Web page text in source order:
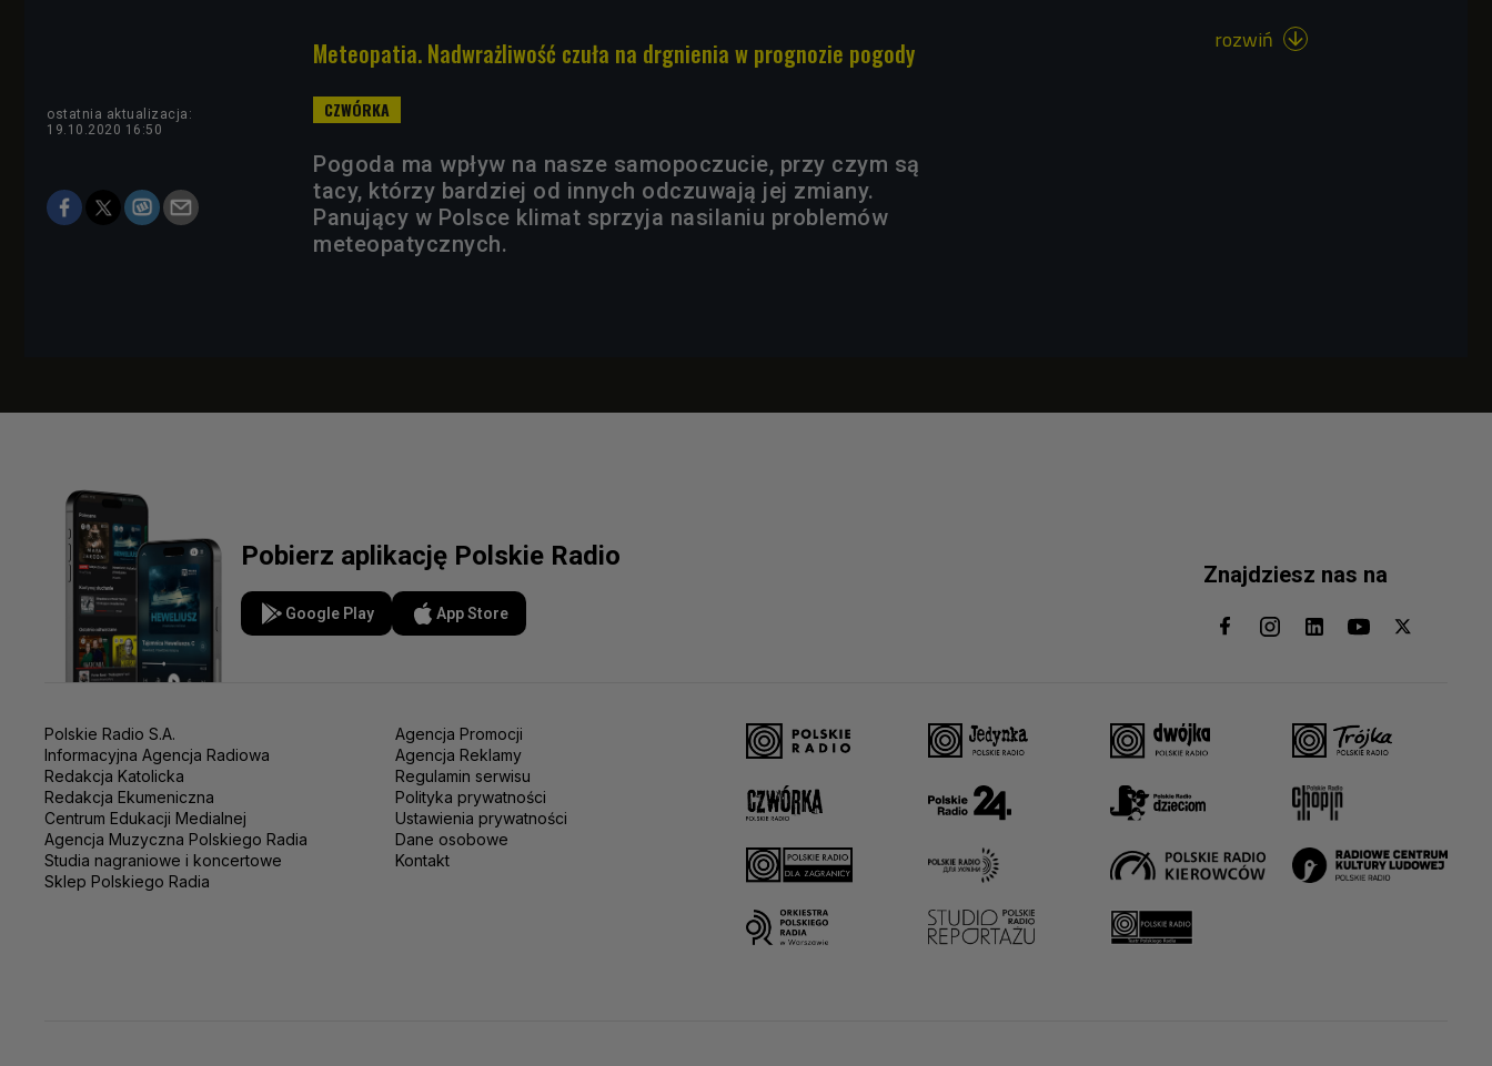
Meteopatia. Nadwrażliwość czuła na drgnienia w prognozie pogody
ostatnia aktualizacja:
19.10.2020 16:50
Pogoda ma wpływ na nasze samopoczucie, przy czym są
tacy, którzy bardziej od innych odczuwają jej zmiany.
Panujący w Polsce klimat sprzyja nasilaniu problemów
meteopatycznych.
rozwiń 
Pobierz aplikację Polskie Radio
Google Play App Store
Znajdziesz nas na
Polskie Radio S.A.
Informacyjna Agencja Radiowa
Redakcja Katolicka
Redakcja Ekumeniczna
Centrum Edukacji Medialnej
Agencja Muzyczna Polskiego Radia
Studia nagraniowe i koncertowe
Sklep Polskiego Radia
Agencja Promocji
Agencja Reklamy
Regulamin serwisu
Polityka prywatności
Ustawienia prywatności
Dane osobowe
Kontakt